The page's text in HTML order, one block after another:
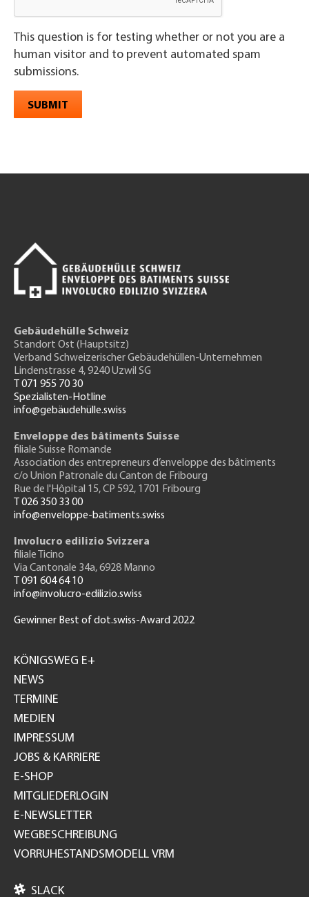
This question is for testing whether or not you are a
human visitor and to prevent automated spam
submissions.
SUBMIT
Gebäudehülle Schweiz
Standort Ost (Hauptsitz)
Verband Schweizerischer Gebäudehüllen-Unternehmen
Lindenstrasse 4, 9240 Uzwil SG
T 071 955 70 30
Spezialisten-Hotline
info@gebäudehülle.swiss
Enveloppe des bâtiments Suisse
filiale Suisse Romande
Association des entrepreneurs d’enveloppe des bâtiments
c/o Union Patronale du Canton de Fribourg
Rue de l'Hôpital 15, CP 592, 1701 Fribourg
T 026 350 33 00
info@enveloppe-batiments.swiss
Involucro edilizio Svizzera
filiale Ticino
Via Cantonale 34a, 6928 Manno
T 091 604 64 10
info@involucro-edilizio.swiss
Gewinner Best of dot.swiss-Award 2022
GH
KÖNIGSWEG E+
NEWS
TERMINE
MEDIEN
IMPRESSUM
JOBS & KARRIERE
E-SHOP
MITGLIEDERLOGIN
E-NEWSLETTER
WEGBESCHREIBUNG
VORRUHESTANDSMODELL VRM
 SLACK